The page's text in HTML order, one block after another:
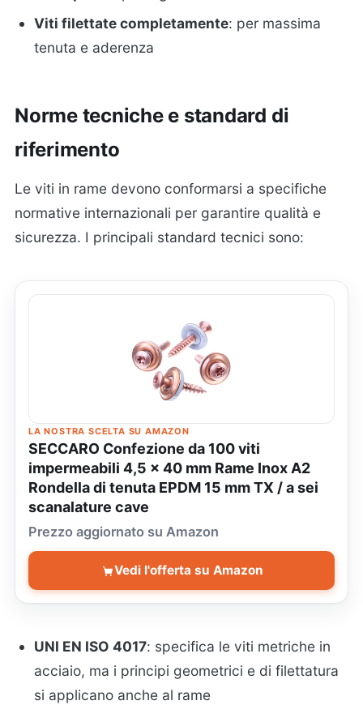
Viti filettate completamente: per massima
tenuta e aderenza
Norme tecniche e standard di
riferimento
Le viti in rame devono conformarsi a specifiche
normative internazionali per garantire qualità e
sicurezza. I principali standard tecnici sono:
LA NOSTRA SCELTA SU AMAZON
SECCARO Confezione da 100 viti
impermeabili 4,5 x 40 mm Rame Inox A2
Rondella di tenuta EPDM 15 mm TX / a sei
scanalature cave
Prezzo aggiornato su Amazon
Vedi l'offerta su Amazon
UNI EN ISO 4017: specifica le viti metriche in
acciaio, ma i principi geometrici e di filettatura
si applicano anche al rame